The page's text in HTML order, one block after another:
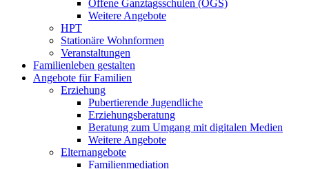
Offene Ganztagsschulen (OGS)
Weitere Angebote
HPT
Stationäre Wohnformen
Veranstaltungen
Familienleben gestalten
Angebote für Familien
Erziehung
Pubertierende Jugendliche
Erziehungsberatung
Beratung zum Umgang mit digitalen Medien
Weitere Angebote
Elternangebote
Familienmediation